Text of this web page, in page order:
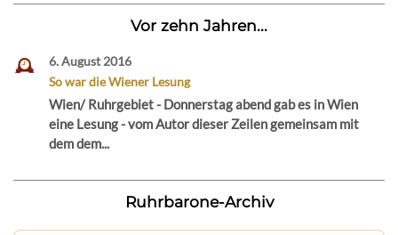
Vor zehn Jahren...
6. August 2016
So war die Wiener Lesung
Wien/ Ruhrgebiet - Donnerstag abend gab es in Wien
eine Lesung - vom Autor dieser Zeilen gemeinsam mit
dem dem...
Ruhrbarone-Archiv